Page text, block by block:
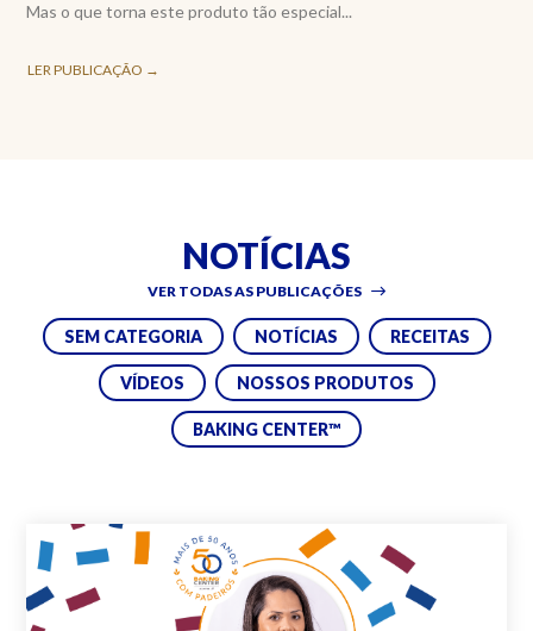
Mas o que torna este produto tão especial...
LER PUBLICAÇÃO →
NOTÍCIAS
VER TODAS AS PUBLICAÇÕES
SEM CATEGORIA NOTÍCIAS RECEITAS
VÍDEOS NOSSOS PRODUTOS
BAKING CENTER™